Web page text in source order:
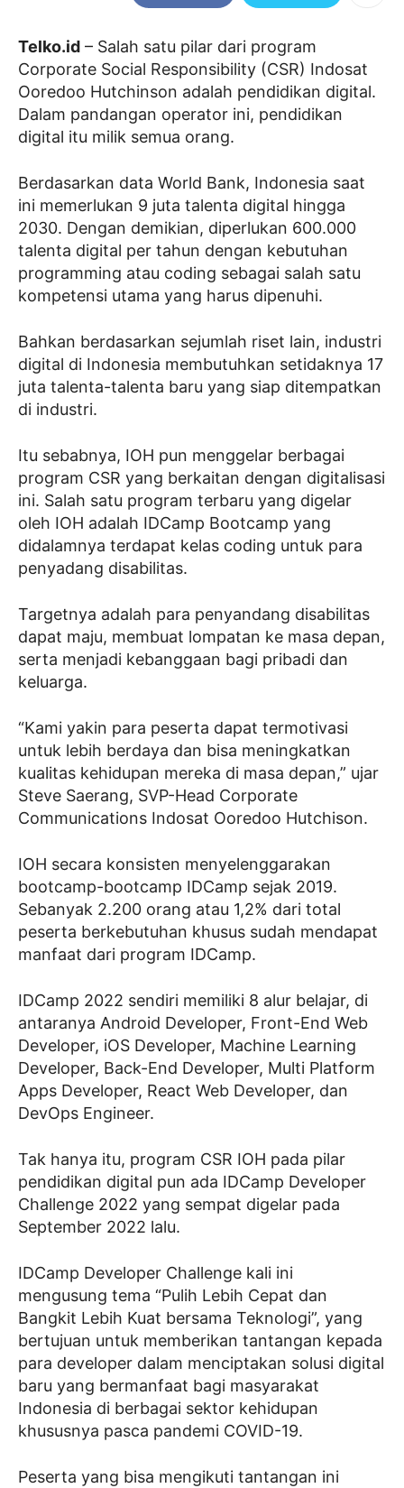
Telko.id – Salah satu pilar dari program
Corporate Social Responsibility (CSR) Indosat
Ooredoo Hutchinson adalah pendidikan digital.
Dalam pandangan operator ini, pendidikan
digital itu milik semua orang.
Berdasarkan data World Bank, Indonesia saat
ini memerlukan 9 juta talenta digital hingga
2030. Dengan demikian, diperlukan 600.000
talenta digital per tahun dengan kebutuhan
programming atau coding sebagai salah satu
kompetensi utama yang harus dipenuhi.
Bahkan berdasarkan sejumlah riset lain, industri
digital di Indonesia membutuhkan setidaknya 17
juta talenta-talenta baru yang siap ditempatkan
di industri.
Itu sebabnya, IOH pun menggelar berbagai
program CSR yang berkaitan dengan digitalisasi
ini. Salah satu program terbaru yang digelar
oleh IOH adalah IDCamp Bootcamp yang
didalamnya terdapat kelas coding untuk para
penyadang disabilitas.
Targetnya adalah para penyandang disabilitas
dapat maju, membuat lompatan ke masa depan,
serta menjadi kebanggaan bagi pribadi dan
keluarga.
“Kami yakin para peserta dapat termotivasi
untuk lebih berdaya dan bisa meningkatkan
kualitas kehidupan mereka di masa depan,” ujar
Steve Saerang, SVP-Head Corporate
Communications Indosat Ooredoo Hutchison.
IOH secara konsisten menyelenggarakan
bootcamp-bootcamp IDCamp sejak 2019.
Sebanyak 2.200 orang atau 1,2% dari total
peserta berkebutuhan khusus sudah mendapat
manfaat dari program IDCamp.
IDCamp 2022 sendiri memiliki 8 alur belajar, di
antaranya Android Developer, Front-End Web
Developer, iOS Developer, Machine Learning
Developer, Back-End Developer, Multi Platform
Apps Developer, React Web Developer, dan
DevOps Engineer.
Tak hanya itu, program CSR IOH pada pilar
pendidikan digital pun ada IDCamp Developer
Challenge 2022 yang sempat digelar pada
September 2022 lalu.
IDCamp Developer Challenge kali ini
mengusung tema “Pulih Lebih Cepat dan
Bangkit Lebih Kuat bersama Teknologi”, yang
bertujuan untuk memberikan tantangan kepada
para developer dalam menciptakan solusi digital
baru yang bermanfaat bagi masyarakat
Indonesia di berbagai sektor kehidupan
khususnya pasca pandemi COVID-19.
Peserta yang bisa mengikuti tantangan ini